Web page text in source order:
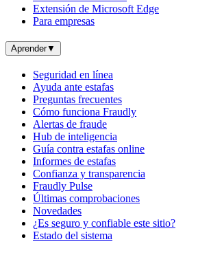
Extensión de Microsoft Edge
Para empresas
Aprender▼
Seguridad en línea
Ayuda ante estafas
Preguntas frecuentes
Cómo funciona Fraudly
Alertas de fraude
Hub de inteligencia
Guía contra estafas online
Informes de estafas
Confianza y transparencia
Fraudly Pulse
Últimas comprobaciones
Novedades
¿Es seguro y confiable este sitio?
Estado del sistema